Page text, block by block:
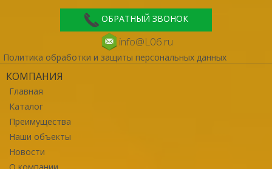
ОБРАТНЫЙ ЗВОНОК
info@L06.ru
Политика обработки и защиты персональных данных
КОМПАНИЯ
Главная
Каталог
Преимущества
Наши объекты
Новости
О компании